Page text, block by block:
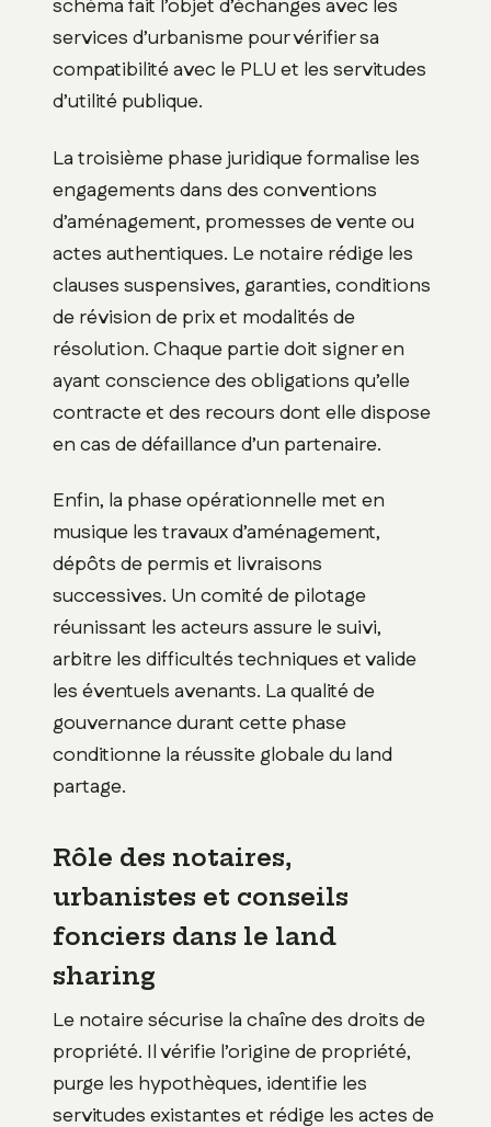
schéma fait l’objet d’échanges avec les
services d’urbanisme pour vérifier sa
compatibilité avec le PLU et les servitudes
d’utilité publique.
La troisième phase juridique formalise les
engagements dans des conventions
d’aménagement, promesses de vente ou
actes authentiques. Le notaire rédige les
clauses suspensives, garanties, conditions
de révision de prix et modalités de
résolution. Chaque partie doit signer en
ayant conscience des obligations qu’elle
contracte et des recours dont elle dispose
en cas de défaillance d’un partenaire.
Enfin, la phase opérationnelle met en
musique les travaux d’aménagement,
dépôts de permis et livraisons
successives. Un comité de pilotage
réunissant les acteurs assure le suivi,
arbitre les difficultés techniques et valide
les éventuels avenants. La qualité de
gouvernance durant cette phase
conditionne la réussite globale du land
partage.
Rôle des notaires,
urbanistes et conseils
fonciers dans le land
sharing
Le notaire sécurise la chaîne des droits de
propriété. Il vérifie l’origine de propriété,
purge les hypothèques, identifie les
servitudes existantes et rédige les actes de